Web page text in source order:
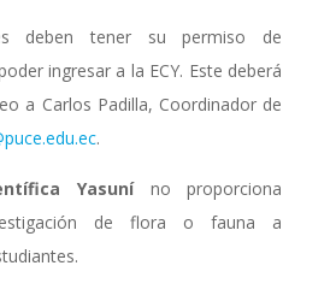
deben tener su permiso de
ingresar a la ECY. Este deberá
a Carlos Padilla, Coordinador de
.
Yasuníno proporciona
de flora o fauna a